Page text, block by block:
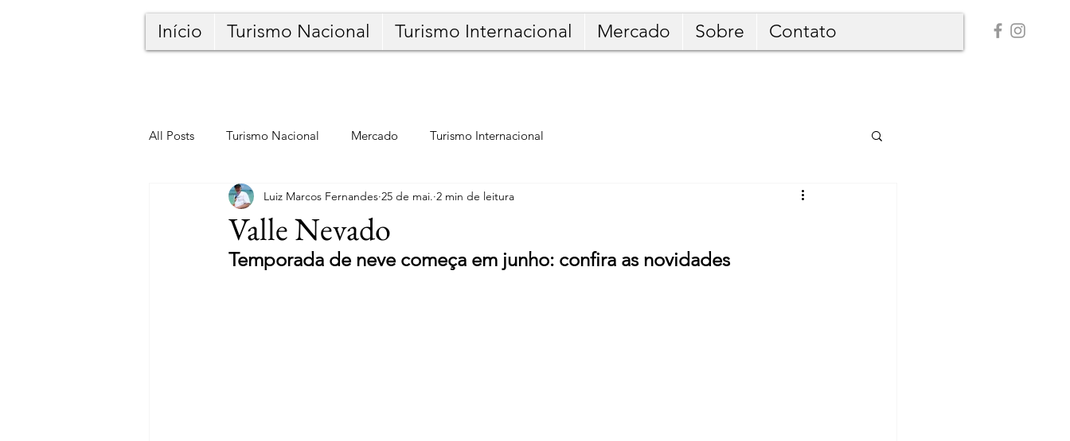
Início Turismo Nacional Turismo Internacional Mercado Sobre Contato
All Posts Turismo Nacional Mercado Turismo Internacional
Valle Nevado
Luiz Marcos Fernandes 25 de mai. 2 min de leitura
Temporada de neve começa em junho: confira as novidades